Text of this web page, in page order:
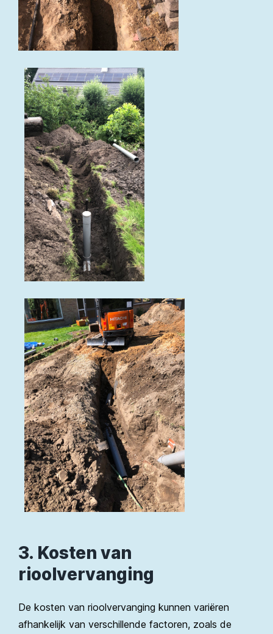
3. Kosten van
rioolvervanging
De kosten van rioolvervanging kunnen variëren
afhankelijk van verschillende factoren, zoals de